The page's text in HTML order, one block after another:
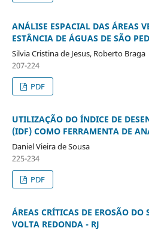
ANÁLISE ESPACIAL DAS ÁREAS
ESTÂNCIA DE ÁGUAS DE SÃO
Silvia Cristina de Jesus, Roberto Braga
207-224
PDF
UTILIZAÇÃO DO ÍNDICE DE
(IDF) COMO FERRAMENTA DE
Daniel Vieira de Sousa
225-234
PDF
ÁREAS CRÍTICAS DE EROSÃO
VOLTA REDONDA - RJ